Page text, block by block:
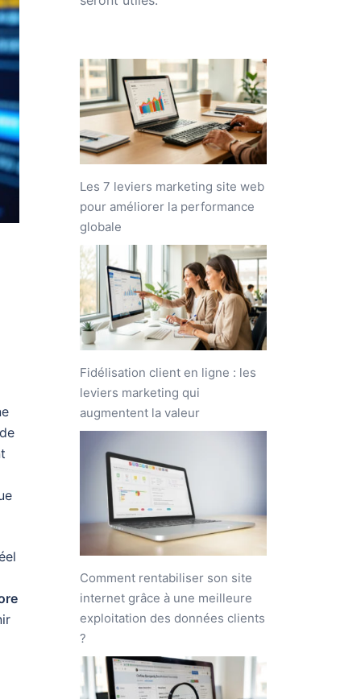
Les 7 leviers marketing site web
pour améliorer la performance
globale
Fidélisation client en ligne : les
leviers marketing qui
augmentent la valeur
Comment rentabiliser son site
internet grâce à une meilleure
exploitation des données clients
?